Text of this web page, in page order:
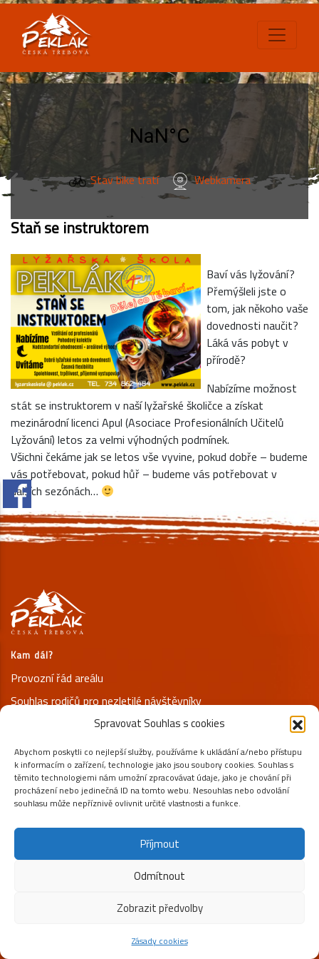
Spravovat Souhlas s cookies
Abychom poskytli co nejlepší služby, používáme k ukládání a/nebo přístupu
k informacím o zařízení, technologie jako jsou soubory cookies. Souhlas s
těmito technologiemi nám umožní zpracovávat údaje, jako je chování při
procházení nebo jedinečná ID na tomto webu. Nesouhlas nebo odvolání
souhlasu může nepříznivě ovlivnit určité vlastnosti a funkce.
Příjmout
Odmítnout
Zobrazit předvolby
Zásady cookies
Stav bike tratí Webkamera
Staň se instruktorem
Baví vás lyžování?
Přemýšleli jste o
tom, jak někoho vaše
dovednosti naučit?
Láká vás pobyt v
přírodě?
Nabízíme možnost
stát se instruktorem v naší lyžařské školičce a získat
mezinárodní licenci Apul (Asociace Profesionálních Učitelů
Lyžování) letos za velmi výhodných podmínek.
Všichni čekáme jak se letos vše vyvine, pokud dobře – budeme
vás potřebovat, pokud hůř – budeme vás potřebovat v
dalších sezónách…
Kam dál?
Provozní řád areálu
Souhlas rodičů pro nezletilé návštěvníky
Prohlášení o ochraně osobních údajů
Kontakty
+420 731 125 800
info@peklak.cz
Pod Jelenicí 653, 56002 Česká Třebová
SLEDUJTE NÁS NA SÍTÍCH